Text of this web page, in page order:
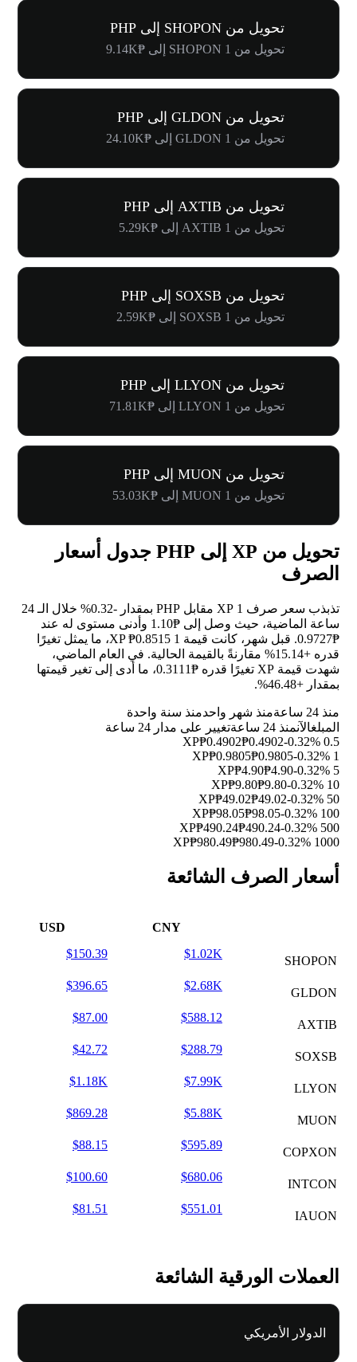
تحويل من SHOPON إلى PHP
تحويل من 1 SHOPON إلى ₱9.14K
تحويل من GLDON إلى PHP
تحويل من 1 GLDON إلى ₱24.10K
تحويل من AXTIB إلى PHP
تحويل من 1 AXTIB إلى ₱5.29K
تحويل من SOXSB إلى PHP
تحويل من 1 SOXSB إلى ₱2.59K
تحويل من LLYON إلى PHP
تحويل من 1 LLYON إلى ₱71.81K
تحويل من MUON إلى PHP
تحويل من 1 MUON إلى ₱53.03K
تحويل من XP إلى PHP جدول أسعار
الصرف
تذبذب سعر صرف 1 XP مقابل PHP بمقدار -0.32%
خلال الـ 24
ساعة الماضية، حيث وصل إلى ₱1.10 وأدنى مستوى له عند
₱0.9727. قبل شهر، كانت قيمة 1 XP ₱0.8515، ما يمثل تغيرًا
قدره +15.14%
مقارنةً بالقيمة الحالية. في العام الماضي،
شهدت قيمة XP تغيرًا قدره ₱0.3111، ما أدى إلى تغير قيمتها
بمقدار +46.48%
.
منذ 24 ساعة منذ شهر واحدمنذ سنة واحدة
المبلغالآنمنذ 24 ساعة
تغيير على مدار 24 ساعة
0.5 XP
₱0.4902₱0.4902-0.32%
1 XP
₱0.9805₱0.9805-0.32%
5 XP
₱4.90₱4.90-0.32%
10 XP
₱9.80₱9.80-0.32%
50 XP
₱49.02₱49.02-0.32%
100 XP
₱98.05₱98.05-0.32%
500 XP
₱490.24₱490.24-0.32%
1000 XP
₱980.49₱980.49-0.32%
أسعار الصرف الشائعة
CNY
USD
SHOPON
$1.02K
$150.39
GLDON
$2.68K
$396.65
AXTIB
$588.12
$87.00
SOXSB
$288.79
$42.72
LLYON
$7.99K
$1.18K
MUON
$5.88K
$869.28
COPXON
$595.89
$88.15
INTCON
$680.06
$100.60
IAUON
$551.01
$81.51
العملات الورقية الشائعة
الدولار الأمريكي